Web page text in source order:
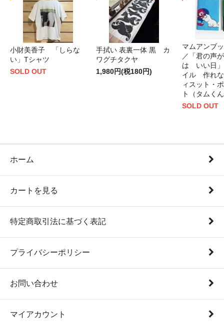
小財美香子 「しらな
い」Tシャツ
SOLD OUT
手拭い 表裏一体 黒 カ
ワグチタクヤ
1,980円(税180円)
マムアンブ
／「君の声
は いい日」
イル 作れ
ィスット・
ト（タムく
SOLD OUT
ホーム
カートを見る
特定商取引法に基づく表記
プライバシーポリシー
お問い合わせ
マイアカウント